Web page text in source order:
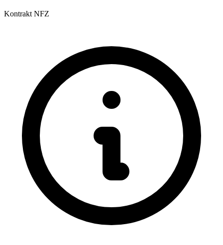
Kontrakt NFZ